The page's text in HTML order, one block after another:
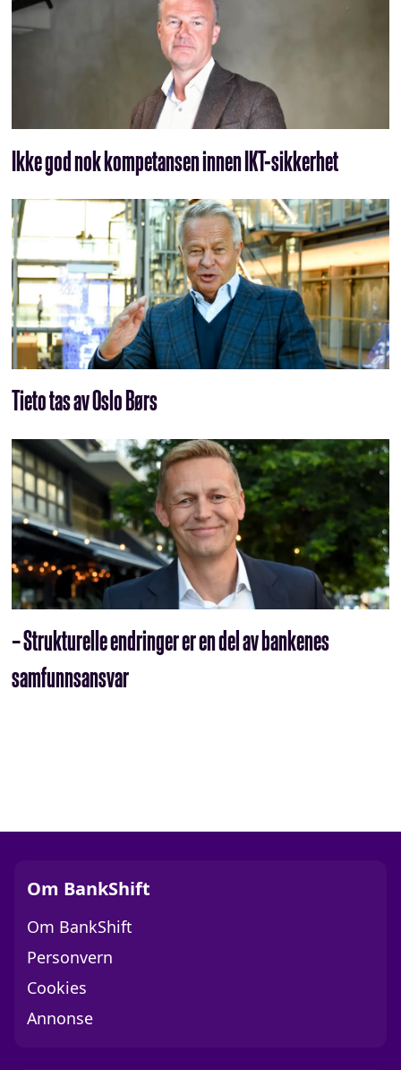
Ikke god nok kompetansen innen IKT-sikkerhet
Tieto tas av Oslo Børs
– Strukturelle endringer er en del av bankenes
samfunnsansvar
Om BankShift
Om BankShift
Personvern
Cookies
Annonse